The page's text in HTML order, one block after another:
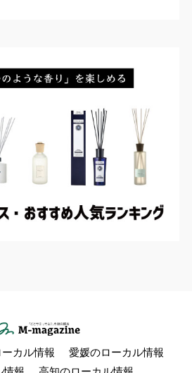
カル情報
愛媛のローカル情報